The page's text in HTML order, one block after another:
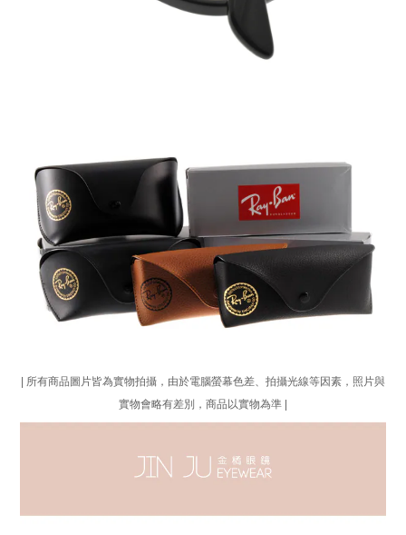
| 所有商品圖片皆為實物拍攝，由於電腦螢幕色差、拍攝光線等因素，照片與
實物會略有差別，商品以實物為準 |